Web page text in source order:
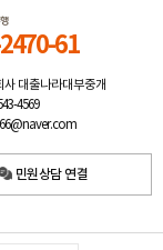
61
사 대출나라대부중개
4569
민원상담 연결